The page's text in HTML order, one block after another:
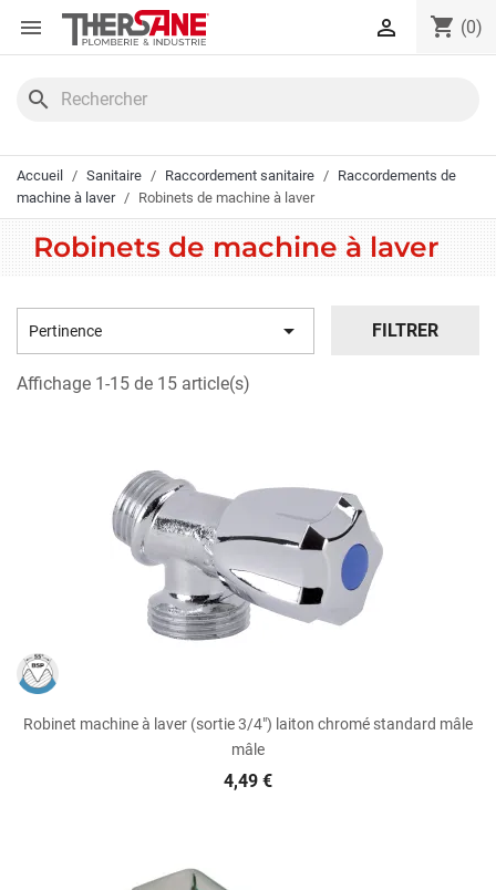
Panneau de gestion des cookies
 shopping_cart (0)

search
Accueil Sanitaire Raccordement sanitaire
Raccordements de
machine à laver
Robinets de machine à laver
Robinets de machine à laver
Pertinence  FILTRER
Affichage 1-15 de 15 article(s)
Robinet machine à laver (sortie 3/4") laiton chromé standard mâle
mâle
4,49 €